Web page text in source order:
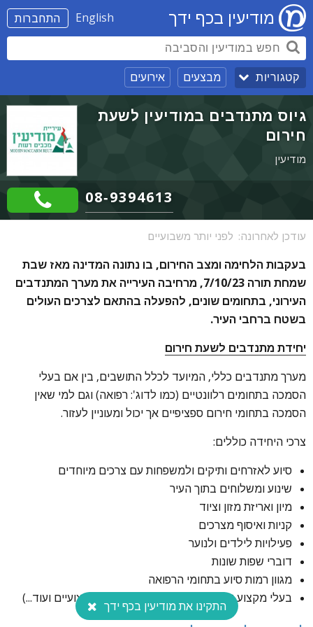
התחברות English מודיעין בכף ידך
קטגוריות מבצעים אירועים
גיוס מתנדבים במודיעין לשעת
חירום
מודיעין
08-9394613
עודכן לאחרונה: לפני יותר משבועיים
בעקבות הלחימה ומצב החירום, בו נתונה המדינה מאז שבת
שמחת תורה 7/10/23, מרחיבה העירייה את מערך המתנדבים
העירוני, בתחומים שונים, להפעלה בהתאם לצרכים העולים
בשטח ברחבי העיר.
יחידת מתנדבים לשעת חירום
מערך מתנדבים כללי, המיועד לכלל התושבים, בין אם בעלי
הסמכה בתחומים רלוונטיים (כמו לדוג': רפואה) וגם למי שאין
הסמכה בתחומי חירום ספציפיים אך יכול ומעוניין לעזור.
צרכי היחידה כוללים:
סיוע לאזרחים ותיקים ולמשפחות עם צרכים מיוחדים
שינוע ומשלוחים בתוך העיר
מיון ואריזת מזון וציוד
קניות ואיסוף מצרכים
פעילויות לילדים ולנוער
דוברי שפות שונות
מגוון רמות סיוע בתחומי הרפואה
בעלי מקצוע שונים (מסגרים, רתכים, נהגים מקצועיים ועוד...)
התקינו את מודיעין בכף ידך